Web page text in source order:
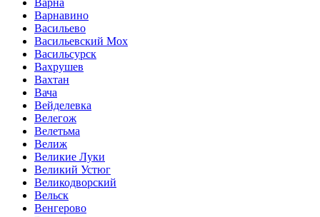
Варна
Варнавино
Васильево
Васильевский Мох
Васильсурск
Вахрушев
Вахтан
Вача
Вейделевка
Велегож
Велетьма
Велиж
Великие Луки
Великий Устюг
Великодворский
Вельск
Венгерово